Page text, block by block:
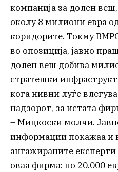
компанија за долен
околу 8 милиони евра
коридорите. Токму
во опозиција, јавно
долен веш добива
стратешки
кога нивни луѓе
надзорот, за истата
– Мицкоски молчи.
информации покажаа и
ангажираните
оваа фирма: по 20.000